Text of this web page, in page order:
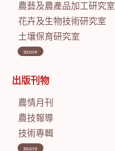
農藝及農產品加工研究室
花卉及生物技術研究室
土壤保育研究室
more
出版刊物
農情月刊
農技報導
技術專輯
more